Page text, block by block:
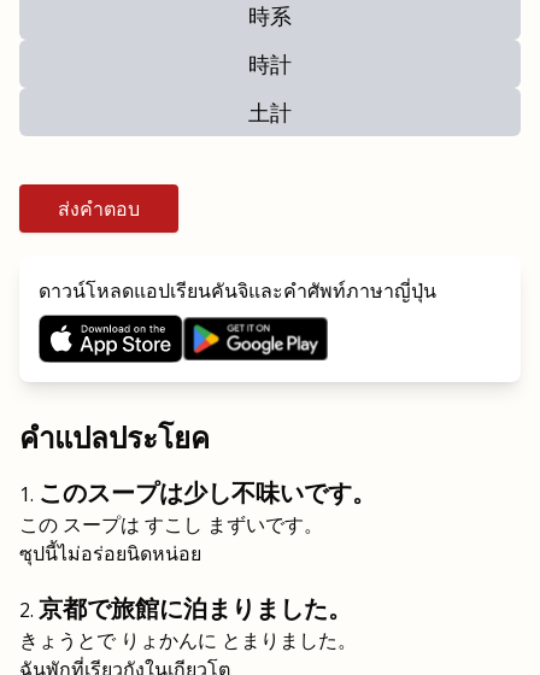
時系
時計
土計
ส่งคำตอบ
ดาวน์โหลดแอปเรียนคันจิและคำศัพท์ภาษาญี่ปุ่น
คำแปลประโยค
このスープは少し不味いです。
この スープは すこし まずいです。
ซุปนี้ไม่อร่อยนิดหน่อย
京都で旅館に泊まりました。
きょうとで りょかんに とまりました。
ฉันพักที่เรียวกังในเกียวโต